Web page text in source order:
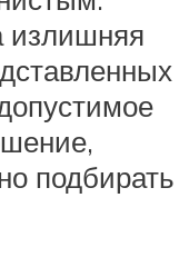
излишняя
подбирать